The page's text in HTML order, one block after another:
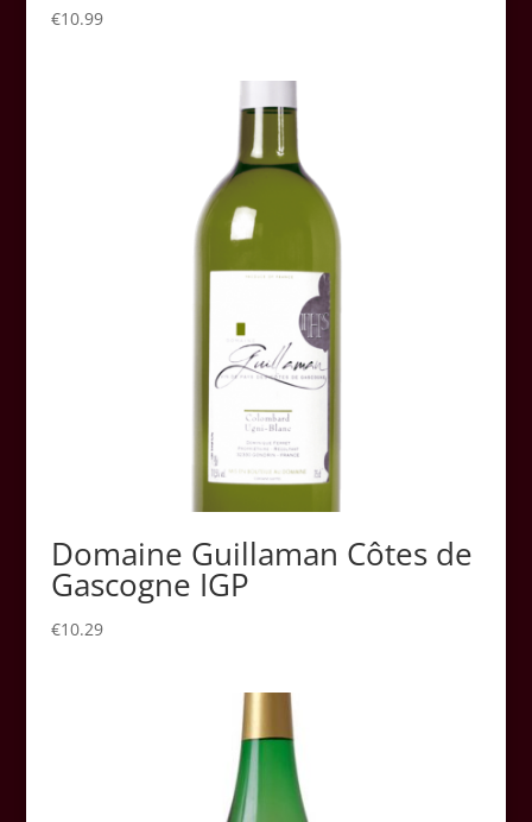
€10.99
Domaine Guillaman Côtes de
Gascogne IGP
€10.29